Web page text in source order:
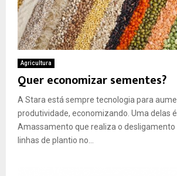
Agricultura
Quer economizar sementes?
A Stara está sempre tecnologia para
produtividade, economizando. Uma delas
Amassamento que realiza o
linhas de plantio no...